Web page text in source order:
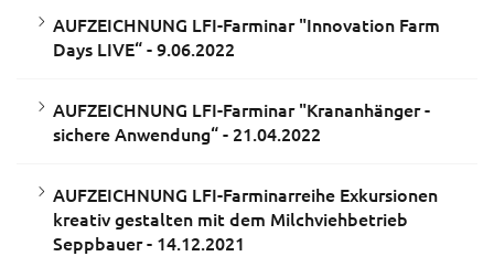
AUFZEICHNUNG LFI-Farminar "Innovation Farm
Days LIVE“ - 9.06.2022
AUFZEICHNUNG LFI-Farminar "Krananhänger -
sichere Anwendung“ - 21.04.2022
AUFZEICHNUNG LFI-Farminarreihe Exkursionen
kreativ gestalten mit dem Milchviehbetrieb
Seppbauer - 14.12.2021